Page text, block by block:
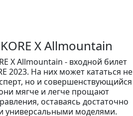
X Allmountain
X Allmountain - входной билет
2023. На них может кататься не
но и совершенствующийся
мягче и легче прощают
оставаясь достаточно
универсальными моделями.